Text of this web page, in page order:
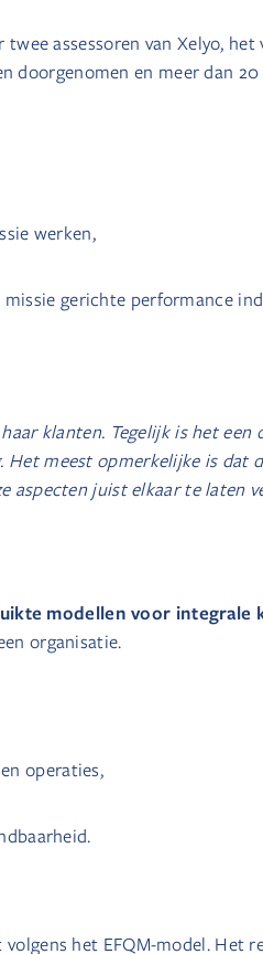
assessoren van Xelyo, het
doorgenomen en meer dan
werken,
gerichte performance
klanten. Tegelijk is het een
Het meest opmerkelijke is dat
aspecten juist elkaar te laten
modellen voor integrale
organisatie.
operaties,
het EFQM-model. Het